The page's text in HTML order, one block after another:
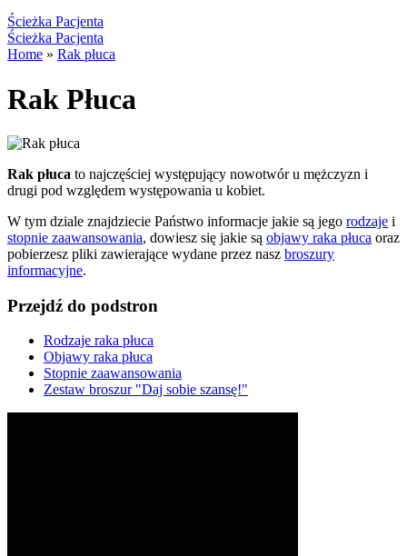
Ścieżka Pacjenta
Ścieżka Pacjenta
Home » Rak płuca
Rak Płuca
Rak płuca to najczęściej występujący nowotwór u mężczyzn i
drugi pod względem występowania u kobiet.
W tym dziale znajdziecie Państwo informacje jakie są jego rodzaje i
stopnie zaawansowania, dowiesz się jakie są objawy raka płuca oraz
pobierzesz pliki zawierające wydane przez nasz broszury
informacyjne.
Przejdź do podstron
Rodzaje raka płuca
Objawy raka płuca
Stopnie zaawansowania
Zestaw broszur "Daj sobie szansę!"